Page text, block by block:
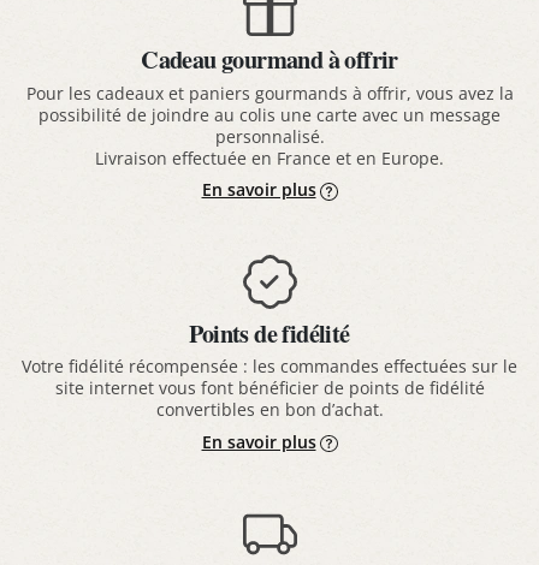
Cadeau gourmand à offrir
Pour les cadeaux et paniers gourmands à offrir, vous avez la
possibilité de joindre au colis une carte avec un message
personnalisé.
Livraison effectuée en France et en Europe.
En savoir plus
Points de fidélité
Votre fidélité récompensée : les commandes effectuées sur le
site internet vous font bénéficier de points de fidélité
convertibles en bon d’achat.
En savoir plus